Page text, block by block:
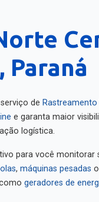
Paraná
de
e garanta maior
logística.
para você monitorar
, máquinas pesadas
geradores de